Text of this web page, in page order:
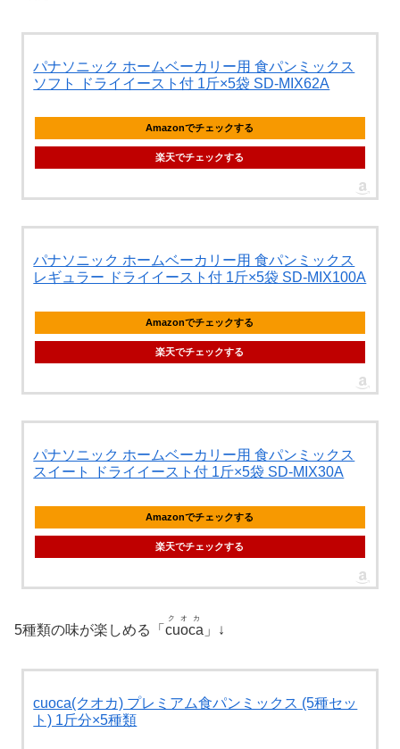
パナソニック ホームベーカリー用 食パンミックス
ソフト ドライイースト付 1斤×5袋 SD-MIX62A
Amazonでチェックする
楽天でチェックする
パナソニック ホームベーカリー用 食パンミックス
レギュラー ドライイースト付 1斤×5袋 SD-MIX100A
Amazonでチェックする
楽天でチェックする
パナソニック ホームベーカリー用 食パンミックス
スイート ドライイースト付 1斤×5袋 SD-MIX30A
Amazonでチェックする
楽天でチェックする
5種類の味が楽しめる「 cuoca
クオカ
」↓
cuoca(クオカ) プレミアム食パンミックス (5種セッ
ト) 1斤分×5種類